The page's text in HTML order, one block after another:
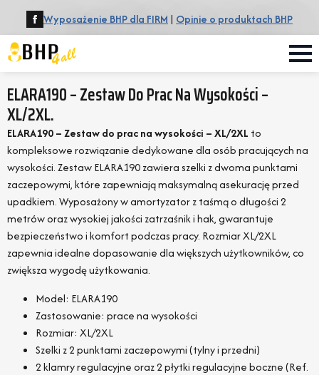
Wyposażenie BHP dla FIRM | Opinie o produktach BHP
ELARA190 – Zestaw Do Prac Na Wysokości –
XL/2XL.
ELARA190 – Zestaw do prac na wysokości – XL/2XL to
kompleksowe rozwiązanie dedykowane dla osób pracujących na
wysokości. Zestaw ELARA190 zawiera szelki z dwoma punktami
zaczepowymi, które zapewniają maksymalną asekurację przed
upadkiem. Wyposażony w amortyzator z taśmą o długości 2
metrów oraz wysokiej jakości zatrzaśnik i hak, gwarantuje
bezpieczeństwo i komfort podczas pracy. Rozmiar XL/2XL
zapewnia idealne dopasowanie dla większych użytkowników, co
zwiększa wygodę użytkowania.
Model: ELARA190
Zastosowanie: prace na wysokości
Rozmiar: XL/2XL
Szelki z 2 punktami zaczepowymi (tylny i przedni)
2 klamry regulacyjne oraz 2 płytki regulacyjne boczne (Ref.